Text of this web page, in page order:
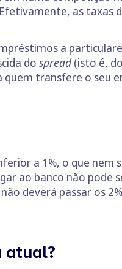
as taxas
a
do spread(isto é,
transfere o seu
a 1%, o que nem
ao banco não pode
deverá passar os
atual?